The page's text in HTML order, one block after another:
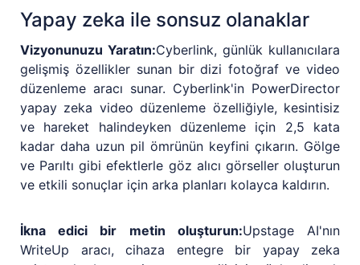
Yapay zeka ile sonsuz olanaklar
Vizyonunuzu Yaratın:Cyberlink, günlük kullanıcılara
gelişmiş özellikler sunan bir dizi fotoğraf ve video
düzenleme aracı sunar. Cyberlink'in PowerDirector
yapay zeka video düzenleme özelliğiyle, kesintisiz
ve hareket halindeyken düzenleme için 2,5 kata
kadar daha uzun pil ömrünün keyfini çıkarın. Gölge
ve Parıltı gibi efektlerle göz alıcı görseller oluşturun
ve etkili sonuçlar için arka planları kolayca kaldırın.
İkna edici bir metin oluşturun:Upstage AI'nın
WriteUp aracı, cihaza entegre bir yapay zeka